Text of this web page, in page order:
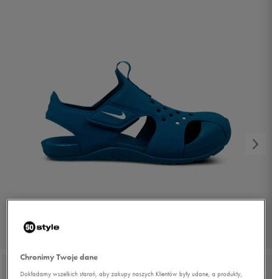
Chronimy Twoje dane
Dokładamy wszelkich starań, aby zakupy naszych Klientów były udane, a produkty,